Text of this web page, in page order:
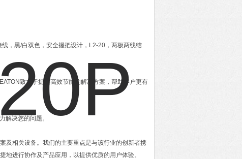
，黑/白双色，安全握把设计，L2-20，两极两线结
致力于提供高效节能的解决方案，帮助客户更有
解决您的问题。
及相关设备。我们的主要重点是与该行业的创新者携
进行协作及产品应用，以提供优质的用户体验。